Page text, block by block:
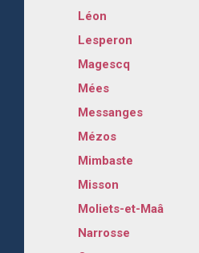
Léon
Lesperon
Magescq
Mées
Messanges
Mézos
Mimbaste
Misson
Moliets-et-Maâ
Narrosse